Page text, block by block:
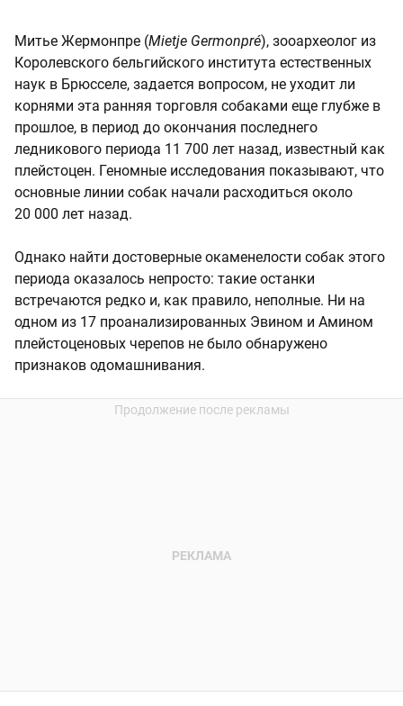
Митье Жермонпре (Mietje Germonpré), зооархеолог из
Королевского бельгийского института естественных
наук в Брюсселе, задается вопросом, не уходит ли
корнями эта ранняя торговля собаками еще глубже в
прошлое, в период до окончания последнего
ледникового периода 11 700 лет назад, известный как
плейстоцен. Геномные исследования показывают, что
основные линии собак начали расходиться около
20 000 лет назад.
Однако найти достоверные окаменелости собак этого
периода оказалось непросто: такие останки
встречаются редко и, как правило, неполные. Ни на
одном из 17 проанализированных Эвином и Амином
плейстоценовых черепов не было обнаружено
признаков одомашнивания.